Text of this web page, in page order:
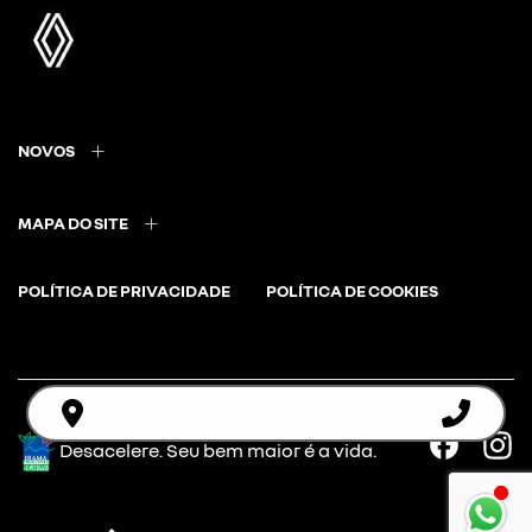
NOVOS
MAPA DO SITE
POLÍTICA DE PRIVACIDADE POLÍTICA DE COOKIES
Desacelere. Seu bem maior é a vida.